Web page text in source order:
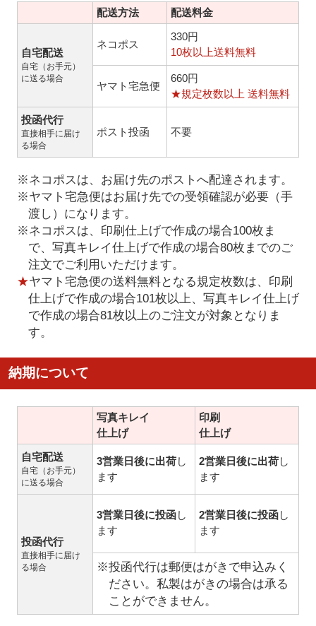
配送方法 配送料金
自宅配送
自宅（お手元）
に送る場合
ネコポス
330円
10枚以上送料無料
ヤマト宅急便
660円
★規定枚数以上 送料無料
投函代行
直接相手に届け
る場合
ポスト投函 不要
※ネコポスは、お届け先のポストへ配達されます。
※ヤマト宅急便はお届け先での受領確認が必要（手
渡し）になります。
※ネコポスは、印刷仕上げで作成の場合100枚ま
で、写真キレイ仕上げで作成の場合80枚までのご
注文でご利用いただけます。
★ヤマト宅急便の送料無料となる規定枚数は、印刷
仕上げで作成の場合101枚以上、写真キレイ仕上げ
で作成の場合81枚以上のご注文が対象となりま
す。
納期について
写真キレイ
仕上げ
印刷
仕上げ
自宅配送
自宅（お手元）
に送る場合
3営業日後に出荷し
ます
2営業日後に出荷し
ます
投函代行
直接相手に届け
る場合
3営業日後に投函し
ます
2営業日後に投函し
ます
※投函代行は郵便はがきで申込みく
ださい。私製はがきの場合は承る
ことができません。